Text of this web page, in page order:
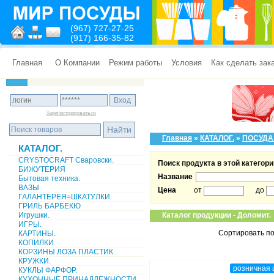
(967) 727-27-25
(917) 166-35-82
Главная О Компании Режим работы Условия Как сделать
Зарегистрироваться
КАТАЛОГ.
CRYSTOCRAFT Сваровски.
БИЖУТЕРИЯ
Бытовая техника.
ВАЗЫ
ГАЛАНТЕРЕЯ=ШКАТУЛКИ.
ГРИЛЬ БАРБЕКЮ
Игрушки.
ИГРЫ.
КАРТИНЫ.
КОПИЛКИ
КОРЗИНЫ ЛОЗА ПЛАСТИК.
КРУЖКИ.
КУКЛЫ ФАРФОР.
Главная » КАТАЛОГ. »
Поиск продукта в этой
Название
Цена
от до
Каталог продукции - Доломит.
Сортировать
розничная